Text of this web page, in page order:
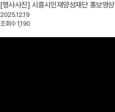
[행사사진] 시흥시인재양성재단 홍보영상
2025.12.19
조회수1,190